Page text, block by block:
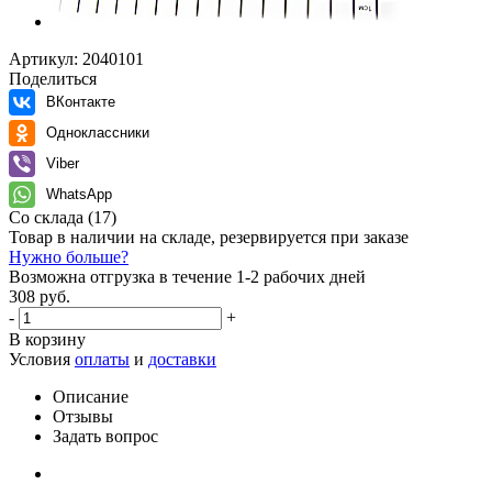
Артикул: 2040101
Поделиться
ВКонтакте
Одноклассники
Viber
WhatsApp
Со склада (17)
Товар в наличии на складе, резервируется при заказе
Нужно больше?
Возможна отгрузка в течение 1-2 рабочих дней
308 руб.
-
+
В корзину
Условия оплаты и доставки
Описание
Отзывы
Задать вопрос